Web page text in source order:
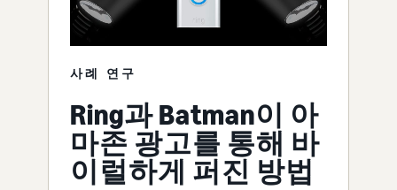
사례 연구
Ring과 Batman이 아
마존 광고를 통해 바
이럴하게 퍼진 방법